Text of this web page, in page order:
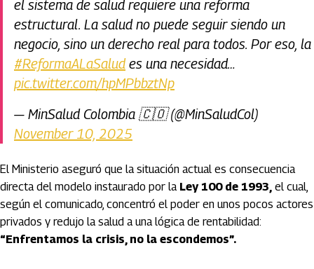
el sistema de salud requiere una reforma
estructural. La salud no puede seguir siendo un
negocio, sino un derecho real para todos. Por eso, la
#ReformaALaSaludes una necesidad…
pic.twitter.com/hpMPbbztNp
— MinSalud Colombia 🇨🇴 (@MinSaludCol)
November 10, 2025
El Ministerio aseguró que la situación actual es consecuencia
directa del modelo instaurado por la Ley 100 de 1993, el cual,
según el comunicado, concentró el poder en unos pocos actores
privados y redujo la salud a una lógica de rentabilidad:
“Enfrentamos la crisis, no la escondemos”.